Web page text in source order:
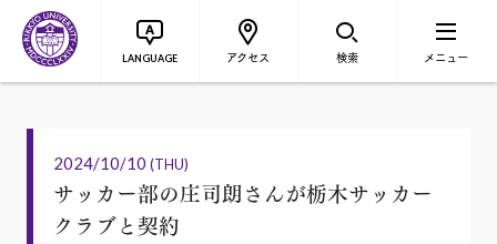
LANGUAGE アクセス 検索 メニュー
2024/10/10 (THU)
サッカー部の庄司朗さんが栃木サッカー
クラブと契約